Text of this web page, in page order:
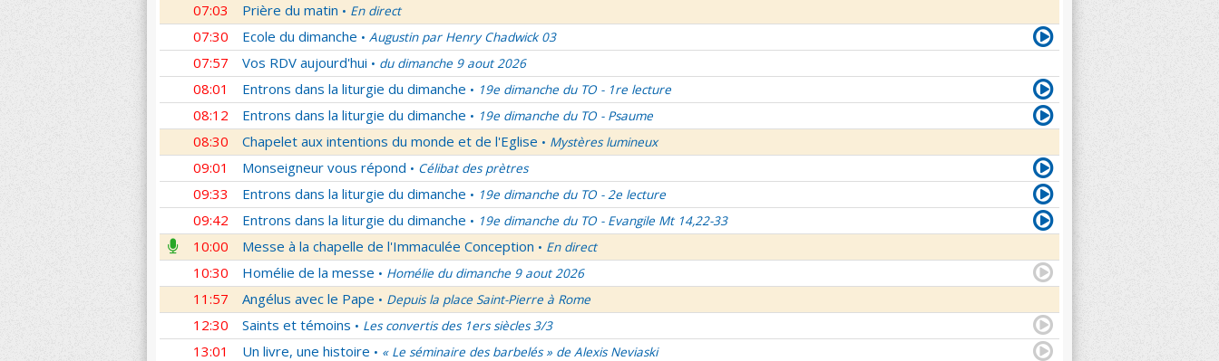
07:03 Prière du matin • En direct
07:30 Ecole du dimanche • Augustin par Henry Chadwick 03
07:57 Vos RDV aujourd'hui • du dimanche 9 aout 2026
08:01 Entrons dans la liturgie du dimanche • 19e dimanche du TO - 1re lecture
08:12 Entrons dans la liturgie du dimanche • 19e dimanche du TO - Psaume
08:30 Chapelet aux intentions du monde et de l'Eglise • Mystères lumineux
09:01 Monseigneur vous répond • Célibat des prètres
09:33 Entrons dans la liturgie du dimanche • 19e dimanche du TO - 2e lecture
09:42 Entrons dans la liturgie du dimanche • 19e dimanche du TO - Evangile Mt 14,22-33
10:00 Messe à la chapelle de l'Immaculée Conception • En direct
10:30 Homélie de la messe • Homélie du dimanche 9 aout 2026
11:57 Angélus avec le Pape • Depuis la place Saint-Pierre à Rome
12:30 Saints et témoins • Les convertis des 1ers siècles 3/3
13:01 Un livre, une histoire • « Le séminaire des barbelés » de Alexis Neviaski